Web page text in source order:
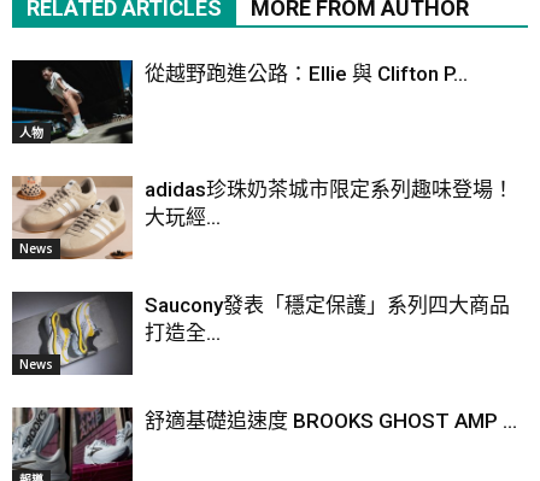
RELATED ARTICLES MORE FROM AUTHOR
人物
從越野跑進公路：Ellie 與 Clifton P...
News
adidas珍珠奶茶城市限定系列趣味登場！
大玩經...
News
Saucony發表「穩定保護」系列四大商品
打造全...
舒適基礎追速度 BROOKS GHOST AMP ...